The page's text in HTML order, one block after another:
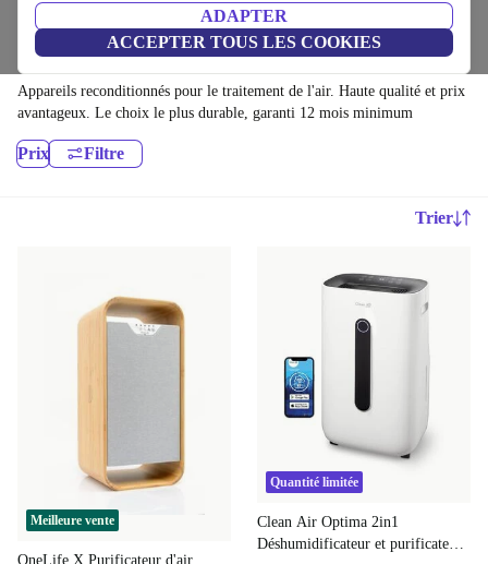
ADAPTER
ACCEPTER TOUS LES COOKIES
Qualité de l'air & saisonnier
Traitement de l'air:
Appareils reconditionnés pour le traitement de l'air. Haute qualité et prix
avantageux. Le choix le plus durable, garanti 12 mois minimum
Prix Filtre
Trier
Meilleure vente
OneLife X Purificateur d'air
Quantité limitée
Clean Air Optima 2in1
Déshumidificateur et purificateur